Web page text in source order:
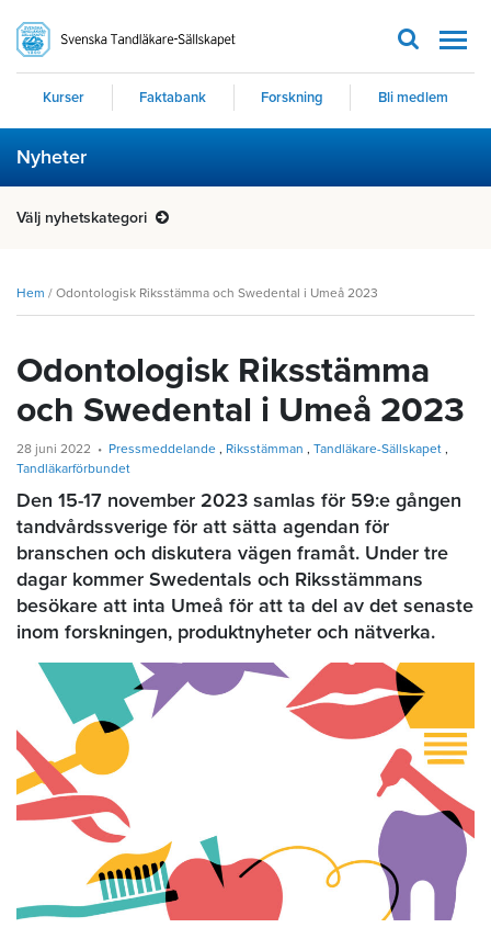
Kurser Faktabank Forskning Bli medlem
Nyheter
Välj nyhetskategori
Hem / Odontologisk Riksstämma och Swedental i Umeå 2023
Odontologisk Riksstämma
och Swedental i Umeå 2023
28 juni 2022 Pressmeddelande Riksstämman
Tandläkare-Sällskapet
Tandläkarförbundet
Den 15-17 november 2023 samlas för 59:e gången
tandvårdssverige för att sätta agendan för
branschen och diskutera vägen framåt. Under tre
dagar kommer Swedentals och Riksstämmans
besökare att inta Umeå för att ta del av det senaste
inom forskningen, produktnyheter och nätverka.